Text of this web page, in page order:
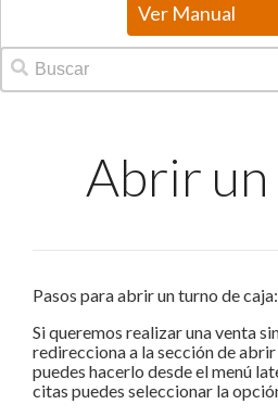
Ver Manual
Abrir
Pasos para abrir un turno de caja:
Si queremos realizar una venta
redirecciona a la sección de
puedes hacerlo desde el menú
citas puedes seleccionar la